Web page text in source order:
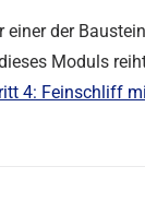
der
Moduls
4: Feinschliff